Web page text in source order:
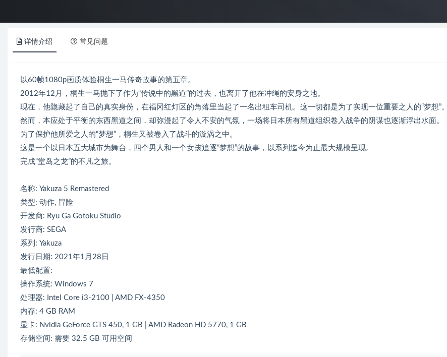
详情介绍 常见问题
以60帧1080p画质体验桐生一马传奇故事的第五章。
2012年12月，桐生一马抛下了作为“传说中的黑道”的过去，也离开了他在冲绳的安身之地。
现在，他隐藏起了自己的真实身份，在福冈红灯区的角落里当起了一名出租车司机。这一切都是为了实现一位重要之人的“梦想”。
然而，本应处于平衡的东西黑道之间，却弥漫起了令人不安的气氛，一场将日本所有黑道组织卷入战争的阴谋也逐渐浮出水面。
为了保护他所爱之人的“梦想”，桐生又被卷入了战斗的漩涡之中。
这是一个以日本五大城市为舞台，四个男人和一个女孩追逐“梦想”的故事，以系列迄今为止最大规模呈现。
完成“堂岛之龙”的不凡之旅。
名称: Yakuza 5 Remastered
类型: 动作, 冒险
开发商: Ryu Ga Gotoku Studio
发行商: SEGA
系列: Yakuza
发行日期: 2021年1月28日
最低配置:
操作系统: Windows 7
处理器: Intel Core i3-2100 | AMD FX-4350
内存: 4 GB RAM
显卡: Nvidia GeForce GTS 450, 1 GB | AMD Radeon HD 5770, 1 GB
存储空间: 需要 32.5 GB 可用空间